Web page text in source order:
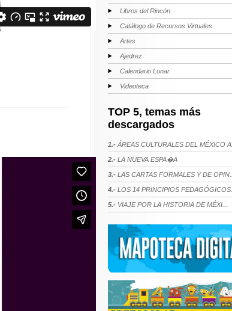
Libros del Rincón
Catálogo de Recursos Virtuales
Artes
Ajedrez
Calendario Lunar
Videoteca
TOP 5, temas más
descargados
1.- ÁREAS CULTURALES DEL MÉXICO
2.- LA NUEVA ESPA�A
3.- LAS CARTAS FORMALES Y DE OPIN...
4.- LOS 14 PRINCIPIOS PEDAGÓGICOS...
5.- VIAJE POR LA HISTORIA DE MÉXI...